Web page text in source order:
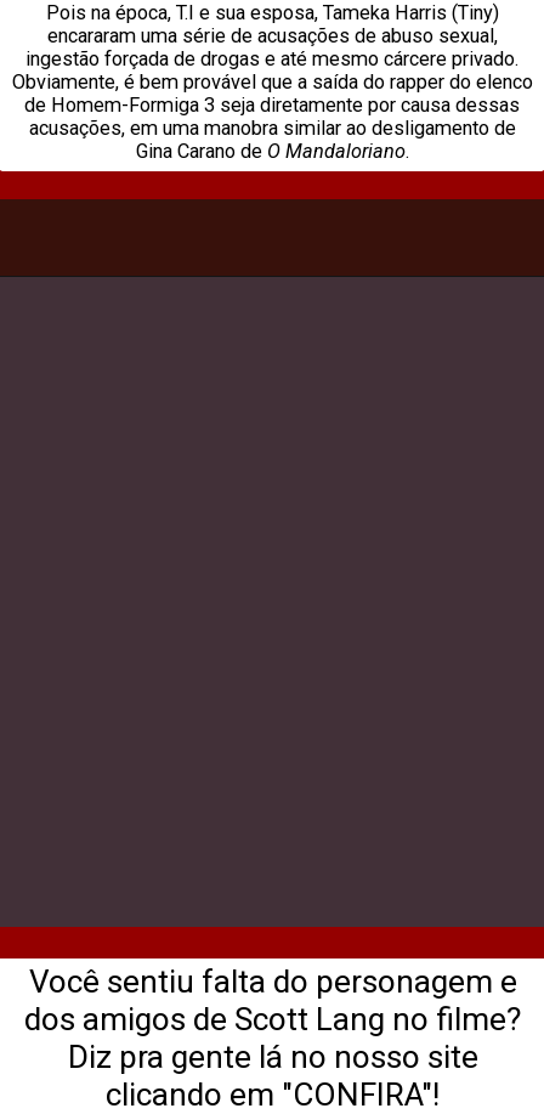
Pois na época, T.I e sua esposa, Tameka Harris (Tiny)
encararam uma série de acusações de abuso sexual,
ingestão forçada de drogas e até mesmo cárcere privado.
Obviamente, é bem provável que a saída do rapper do elenco
de Homem-Formiga 3 seja diretamente por causa dessas
acusações, em uma manobra similar ao desligamento de
Gina Carano de O Mandaloriano.
Você sentiu falta do personagem e
dos amigos de Scott Lang no filme?
Diz pra gente lá no nosso site
clicando em "CONFIRA"!